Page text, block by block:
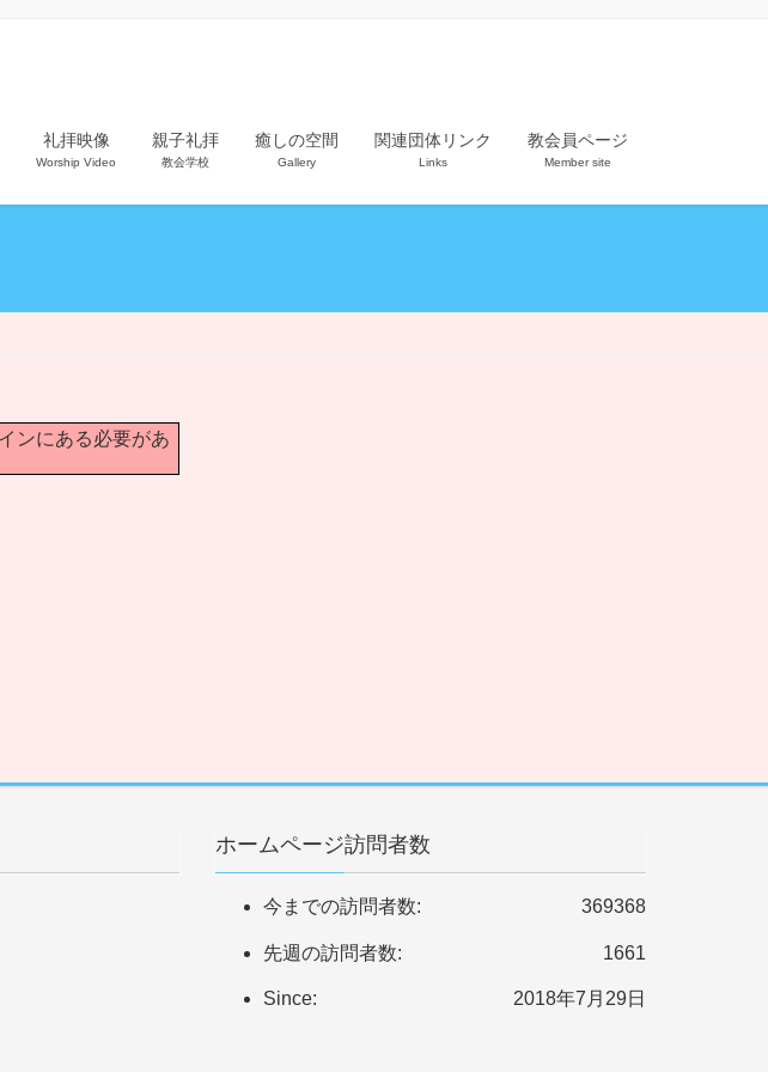
礼拝映像
Worship Video
親子礼拝
教会学校
癒しの空間
Gallery
関連団体リンク
Links
教会員ページ
Member site
ンにある必要があ
ホームページ訪問者数
369368
今までの訪問者数:
1661
先週の訪問者数:
2018年7月29日
Since: